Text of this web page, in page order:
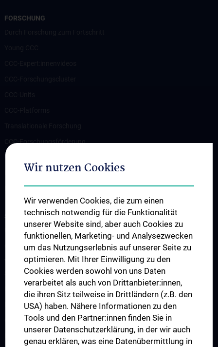
FORSCHUNG
CCC-Forschungsförderung
Publikationen
Links & Kontakt CCC-Forschungsangelegenheiten
STUDIUM, AUS- UND FORTBILDUNG
Cancer Update CCC Vienna
Vienna International Summer School on Oncology for Medical
Students
Klinisch-Praktisches Jahr (KPJ)
Onkologische PhD-Programme
Wir nutzen Cookies
Wir verwenden Cookies, die zum einen
technisch notwendig für die Funktionalität
unserer Website sind, aber auch Cookies zu
funktionellen, Marketing- und Analysezwecken
um das Nutzungserlebnis auf unserer Seite zu
optimieren. Mit Ihrer Einwilligung zu den
Cookies werden sowohl von uns Daten
verarbeitet als auch von Drittanbieter:innen,
die ihren Sitz teilweise in Drittländern (z.B. den
USA) haben. Nähere Informationen zu den
Tools und den Partner:innen finden Sie in
unserer Datenschutzerklärung, in der wir auch
genau erklären, was eine Datenübermittlung in